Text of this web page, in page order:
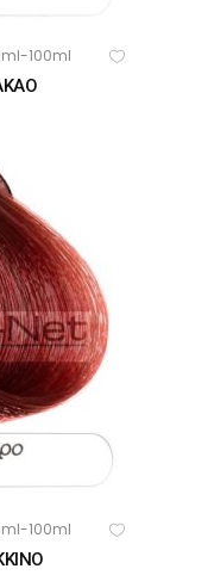
100ml
100ml